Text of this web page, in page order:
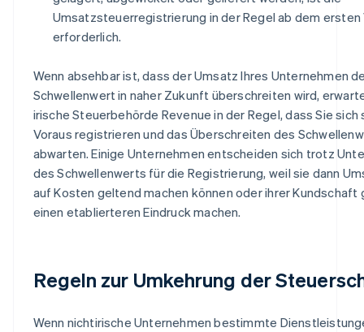
Umsatzsteuerregistrierung in der Regel ab dem ersten
erforderlich.
Wenn absehbar ist, dass der Umsatz Ihres Unternehmen
Schwellenwert in naher Zukunft überschreiten wird,
irische Steuerbehörde Revenue in der Regel, dass Sie sich
Voraus registrieren und das Überschreiten des
abwarten. Einige Unternehmen entscheiden sich trotz
des Schwellenwerts für die Registrierung, weil sie dann
auf Kosten geltend machen können oder ihrer Kundschaft
einen etablierteren Eindruck machen.
Regeln zur Umkehrung der
Wenn nichtirische Unternehmen bestimmte